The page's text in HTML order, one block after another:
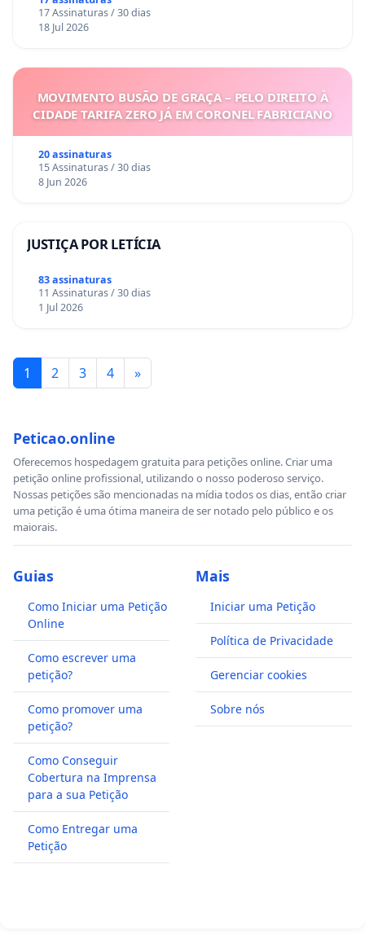
17 Assinaturas / 30 dias
18 Jul 2026
MOVIMENTO BUSÃO DE GRAÇA – PELO DIREITO À
CIDADE TARIFA ZERO JÁ EM CORONEL FABRICIANO
20 assinaturas
15 Assinaturas / 30 dias
8 Jun 2026
JUSTIÇA POR LETÍCIA
83 assinaturas
11 Assinaturas / 30 dias
1 Jul 2026
1 2 3 4 »
Peticao.online
Oferecemos hospedagem gratuita para petições online. Criar uma
petição online profissional, utilizando o nosso poderoso serviço.
Nossas petições são mencionadas na mídia todos os dias, então criar
uma petição é uma ótima maneira de ser notado pelo público e os
maiorais.
Guias
Como Iniciar uma Petição
Online
Como escrever uma
petição?
Como promover uma
petição?
Como Conseguir
Cobertura na Imprensa
para a sua Petição
Como Entregar uma
Petição
Mais
Iniciar uma Petição
Política de Privacidade
Gerenciar cookies
Sobre nós